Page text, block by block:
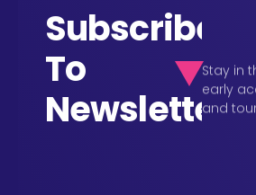
Subscribe
To
Newsletter
Stay in
early
and